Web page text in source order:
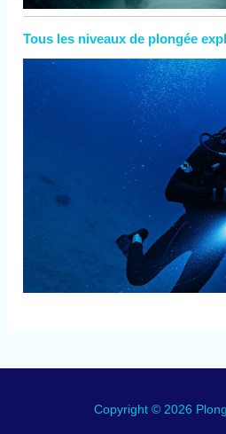
Tous les niveaux de plongée
Copyright © 2026